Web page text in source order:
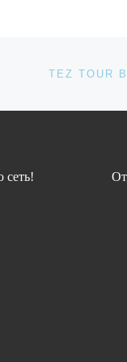
Etihad Rail запускает
К СПИСКУ
сеть!